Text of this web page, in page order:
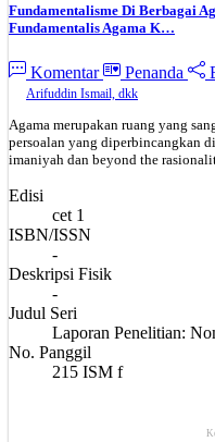
Fundamentalisme Di Berbagai
Fundamentalis Agama K…
Komentar Penanda
Arifuddin Ismail, dkk
Agama merupakan ruang yang
persoalan yang diperbincangkan
imaniyah dan beyond the
Edisi
cet 1
ISBN/ISSN
-
Deskripsi Fisik
-
Judul Seri
Laporan Penelitian:
No. Panggil
215 ISM f